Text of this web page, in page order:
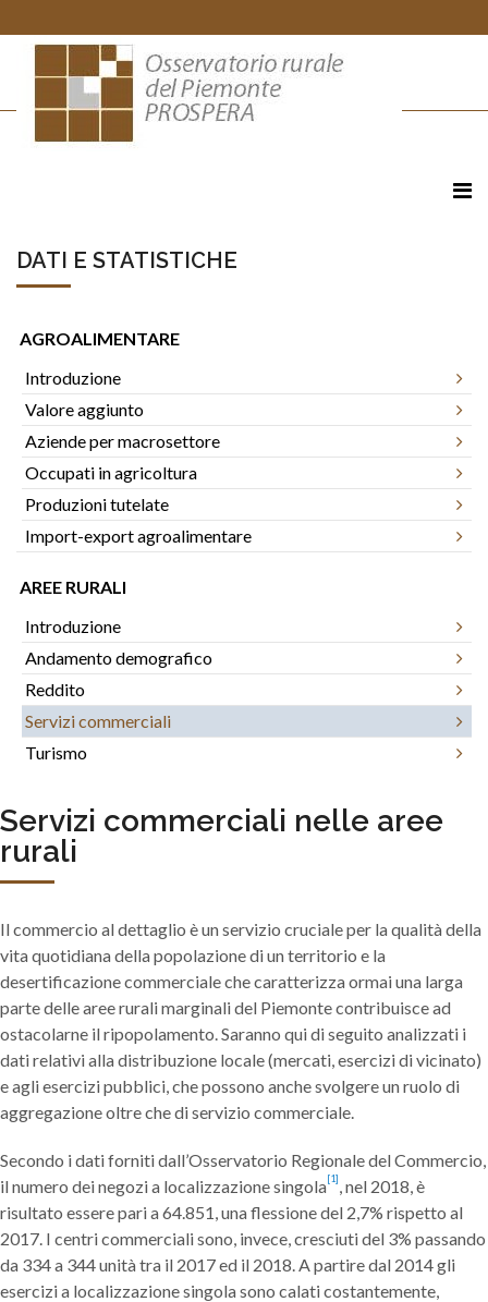
DATI E STATISTICHE
AGROALIMENTARE
Introduzione
Valore aggiunto
Aziende per macrosettore
Occupati in agricoltura
Produzioni tutelate
Import-export agroalimentare
AREE RURALI
Introduzione
Andamento demografico
Reddito
Servizi commerciali
Turismo
Servizi commerciali nelle aree
rurali
Il commercio al dettaglio è un servizio cruciale per la qualità della
vita quotidiana della popolazione di un territorio e la
desertificazione commerciale che caratterizza ormai una larga
parte delle aree rurali marginali del Piemonte contribuisce ad
ostacolarne il ripopolamento. Saranno qui di seguito analizzati i
dati relativi alla distribuzione locale (mercati, esercizi di vicinato)
e agli esercizi pubblici, che possono anche svolgere un ruolo di
aggregazione oltre che di servizio commerciale.
Secondo i dati forniti dall’Osservatorio Regionale del Commercio,
il numero dei negozi a localizzazione singola[1], nel 2018, è
risultato essere pari a 64.851, una flessione del 2,7% rispetto al
2017. I centri commerciali sono, invece, cresciuti del 3% passando
da 334 a 344 unità tra il 2017 ed il 2018. A partire dal 2014 gli
esercizi a localizzazione singola sono calati costantemente,